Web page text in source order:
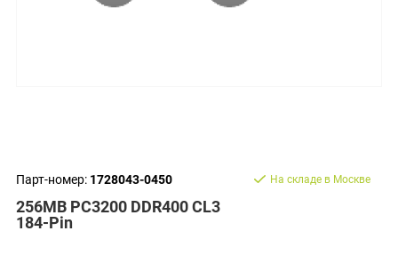
Парт-номер: 1728043-0450
256MB PC3200 DDR400 CL3
184-Pin
На складе в Москве